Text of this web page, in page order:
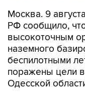
Москва. 9
РФ сообщило,
высокоточным
наземного
беспилотными
поражены цели в
Одесской